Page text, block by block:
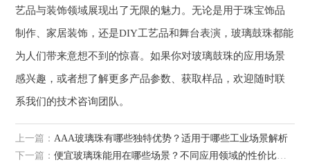
艺品与装饰领域展现出了无限的魅力。无论是用于珠宝饰品
制作、家居装饰，还是DIY工艺品和舞台表演，玻璃鼓珠都能
为人们带来意想不到的惊喜。如果你对玻璃鼓珠的应用场景
感兴趣，或者想了解更多产品参数、获取样品，欢迎随时联
系我们的技术咨询团队。
上一篇：AAA玻璃珠有哪些独特优势？适用于哪些工业场景解析
下一篇：便宜玻璃珠能用在哪些场景？不同应用领域的性价比之选